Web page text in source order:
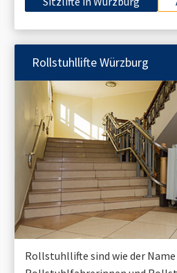
RollstuhllifteWürzburg
Rollstuhllifte sind wie der